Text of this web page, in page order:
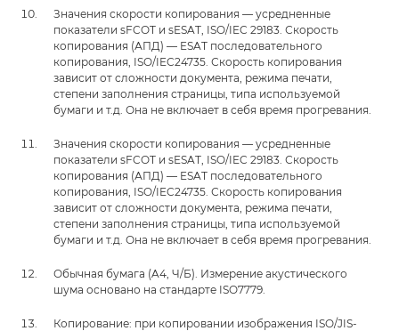
Значения скорости копирования — усредненные
показатели sFCOT и sESAT, ISO/IEC 29183. Скорость
копирования (АПД) — ESAT последовательного
копирования, ISO/IEC24735. Скорость копирования
зависит от сложности документа, режима печати,
степени заполнения страницы, типа используемой
бумаги и т.д. Она не включает в себя время прогревания.
Значения скорости копирования — усредненные
показатели sFCOT и sESAT, ISO/IEC 29183. Скорость
копирования (АПД) — ESAT последовательного
копирования, ISO/IEC24735. Скорость копирования
зависит от сложности документа, режима печати,
степени заполнения страницы, типа используемой
бумаги и т.д. Она не включает в себя время прогревания.
Обычная бумага (A4, Ч/Б). Измерение акустического
шума основано на стандарте ISO7779.
Копирование: при копировании изображения ISO/JIS-